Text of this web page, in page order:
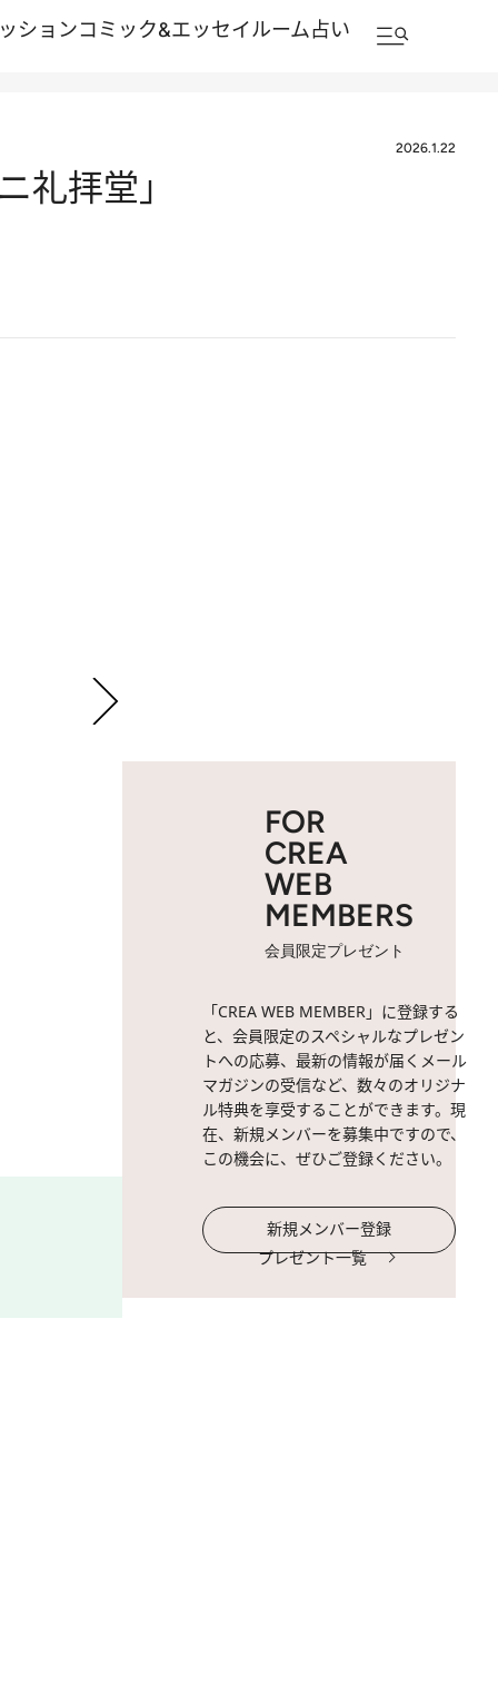
ションコミック&エッセイルーム占い
2026.1.22
礼拝堂」
7施設の14世紀に描かれたフ
FOR
CREA
WEB
MEMBERS
会員限定プレゼント
「CREA WEB MEMBER」に登録する
と、会員限定のスペシャルなプレゼン
トへの応募、最新の情報が届くメール
マガジンの受信など、数々のオリジナ
ル特典を享受することができます。現
在、新規メンバーを募集中ですので、
この機会に、ぜひご登録ください。
新規メンバー登録
プレゼント一覧